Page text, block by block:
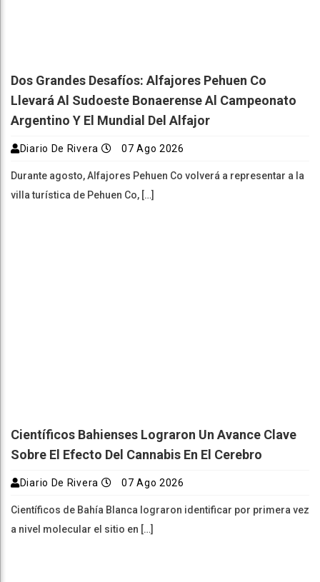
Dos Grandes Desafíos: Alfajores Pehuen Co
Llevará Al Sudoeste Bonaerense Al Campeonato
Argentino Y El Mundial Del Alfajor
Diario De Rivera 07 Ago 2026
Durante agosto, Alfajores Pehuen Co volverá a representar a la
villa turística de Pehuen Co, […]
Científicos Bahienses Lograron Un Avance Clave
Sobre El Efecto Del Cannabis En El Cerebro
Diario De Rivera 07 Ago 2026
Científicos de Bahía Blanca lograron identificar por primera vez
a nivel molecular el sitio en […]